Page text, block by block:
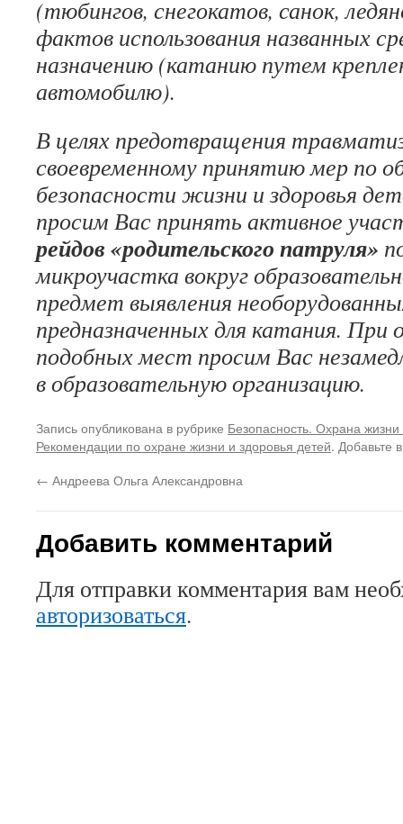
(тюбингов, снегокатов, санок,
фактов использования названных
назначению (катанию путем
автомобилю).
В целях предотвращения
своевременному принятию мер по
безопасности жизни и здоровья
просим Вас принять активное
рейдов «родительского патруля»
микроучастка вокруг
предмет выявления
предназначенных для катания. При
подобных мест просим Вас
в образовательную организацию.
Запись опубликована в рубрике Безопасность. Охрана
Рекомендации по охране жизни и здоровья детей. Добавьте
← Андреева Ольга Александровна
Добавить комментарий
Для отправки комментария вам
авторизоваться.